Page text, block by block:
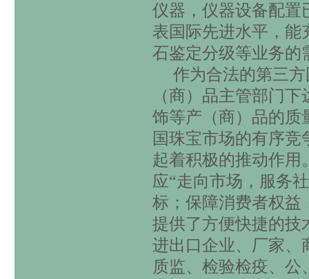
仪器，仪器设备配置
表国际先进水平，能
石鉴定分级等业务的
作为合法的第三
（商）品主管部门
饰等产（商）品的质
国珠宝市场的有序
起着积极的推动作用
应“走向市场，服务
标；保障消费者权益
提供了方便快捷的技
进出口企业、厂家、
质监、检验检疫、